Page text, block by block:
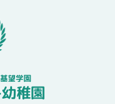
望学園
稚園